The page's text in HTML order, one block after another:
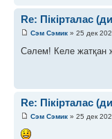
Re: Пікірталас
Сэм Сэмик » 25 дек
Сәлем! Келе жатқан
Re: Пікірталас
Сэм Сэмик » 25 дек